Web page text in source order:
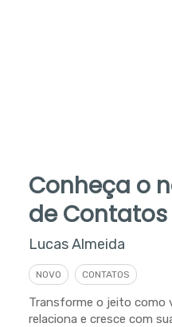
Conheça o
de
Lucas Almeida
NOVO CONTATOS
Transforme o jeito como
relaciona e cresce com